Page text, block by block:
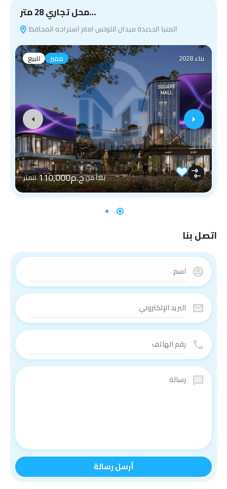
محل تجاري 28 متر…
المنيا الجديدة ميدان اللوتس امام استراحه المحافظ
للبيع مميز بناء 2028
يبدأ منج.م110,000 للمتر
اتصل بنا